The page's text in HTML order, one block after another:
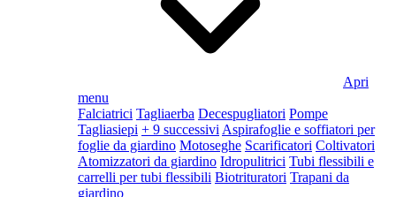
Apri
menu
Falciatrici Tagliaerba Decespugliatori Pompe
Tagliasiepi + 9 successivi Aspirafoglie e soffiatori per
foglie da giardino Motoseghe Scarificatori Coltivatori
Atomizzatori da giardino Idropulitrici Tubi flessibili e
carrelli per tubi flessibili Biotrituratori Trapani da
giardino